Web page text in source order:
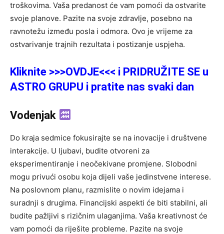
troškovima. Vaša predanost će vam pomoći da ostvarite
svoje planove. Pazite na svoje zdravlje, posebno na
ravnotežu između posla i odmora. Ovo je vrijeme za
ostvarivanje trajnih rezultata i postizanje uspjeha.
Kliknite >>>OVDJE<<< i PRIDRUŽITE SE u
ASTRO GRUPU i pratite nas svaki dan
Vodenjak
Do kraja sedmice fokusirajte se na inovacije i društvene
interakcije. U ljubavi, budite otvoreni za
eksperimentiranje i neočekivane promjene. Slobodni
mogu privući osobu koja dijeli vaše jedinstvene interese.
Na poslovnom planu, razmislite o novim idejama i
suradnji s drugima. Financijski aspekti će biti stabilni, ali
budite pažljivi s rizičnim ulaganjima. Vaša kreativnost će
vam pomoći da riješite probleme. Pazite na svoje